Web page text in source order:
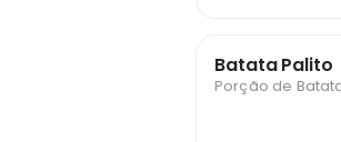
Batata Palito
Porção de